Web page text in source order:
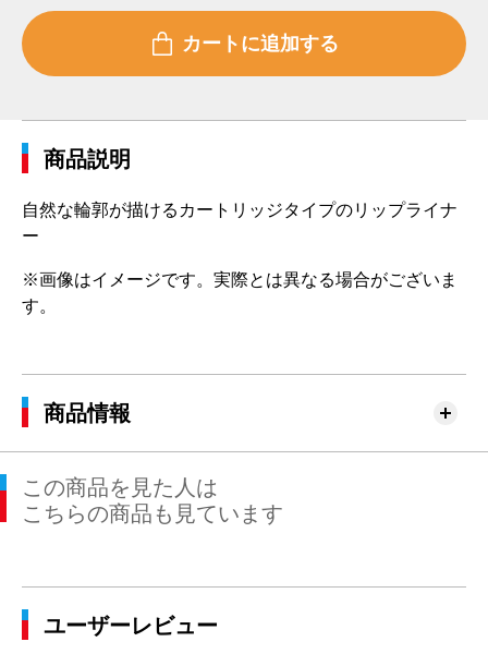
商品説明
自然な輪郭が描けるカートリッジタイプのリップライナ
ー
※画像はイメージです。実際とは異なる場合がございま
す。
商品情報
この商品を見た人は
こちらの商品も見ています
ユーザーレビュー